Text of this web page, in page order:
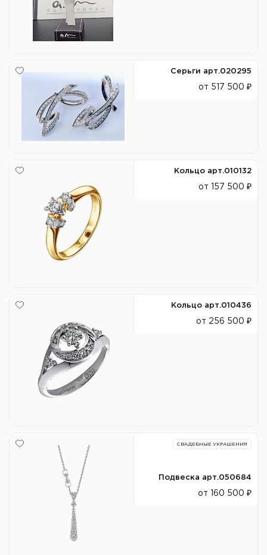
Серьги арт.020295
от 517 500 ₽
Кольцо арт.010132
от 157 500 ₽
Кольцо арт.010436
от 256 500 ₽
СВАДЕБНЫЕ УКРАШЕНИЯ
Подвеска арт.050684
от 160 500 ₽